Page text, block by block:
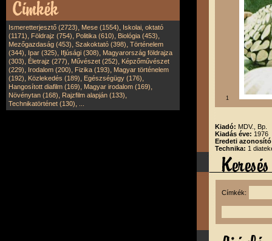
Ismeretterjesztő (2723), Mese (1554), Iskolai, oktató
(1171), Földrajz (754), Politika (610), Biológia (453),
Mezőgazdaság (453), Szakoktató (398), Történelem
(344), Ipar (325), Ifjúsági (308), Magyarország földrajza
(303), Életrajz (277), Művészet (252), Képzőművészet
(229), Irodalom (200), Fizika (193), Magyar történelem
(192), Közlekedés (189), Egészségügy (176),
Hangosított diafilm (169), Magyar irodalom (169),
Növénytan (168), Rajzfilm alapján (133),
Technikatörténet (130),
1
Kiadó: MDV., Bp.
Kiadás éve: 1976
Eredeti
Technika: 1
Címkék: